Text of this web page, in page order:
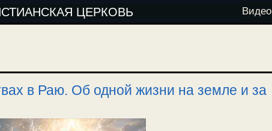
ЦЕРКОВЬ Видео
в Раю. Об одной жизни на земле и за